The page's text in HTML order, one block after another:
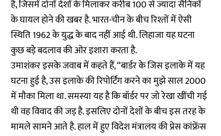
है, जिसमें दोनों देशों के मिलाकर करीब 100 से ज्यादा सैनिकों
के घायल होने की खबर है. भारत-चीन के बीच रिश्तों में ऐसी
स्थिति 1962 के युद्ध के बाद नहीं आई थी. लिहाजा यह घटना
कुछ बड़े बदलाव की ओर इशारा करता है.
उमाशंकर इसके जवाब में कहते हैं, “बार्डर के जिस इलाके में यह
घटना हुई है, उस इलाके की रिपोर्टिंग करने का मुझे साल 2000
में मौका मिला था. समस्या यह है कि बॉर्डर पर जो रेखा खींची गई
थी वह विवाद की जड़ है. इसलिए दोनों देशों के बीच इस तरह के
मामले सामने आते है. हाल में हुए विदेश मंत्रालय की प्रेस कांफ्रेंस